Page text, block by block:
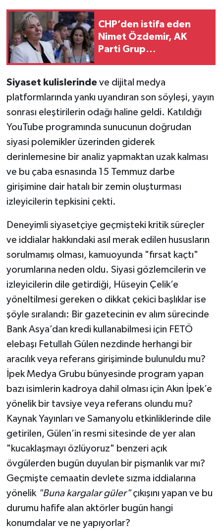
CHP’den istifa eden
Nimet Özdemir, AK
Parti Grup
Siyaset kulislerindeve dijital medya
platformlarında yankı uyandıran son söyleşi, yayın
sonrası eleştirilerin odağı haline geldi. Katıldığı
YouTube programında sunucunun doğrudan
siyasi polemikler üzerinden giderek
derinlemesine bir analiz yapmaktan uzak kalması
ve bu çaba esnasında 15 Temmuz darbe
girişimine dair hatalı bir zemin oluşturması
izleyicilerin tepkisini çekti.
Deneyimli siyasetçiye geçmişteki kritik süreçler
ve iddialar hakkındaki asıl merak edilen hususların
sorulmamış olması, kamuoyunda "fırsat kaçtı"
yorumlarına neden oldu. Siyasi gözlemcilerin ve
izleyicilerin dile getirdiği, Hüseyin Çelik’e
yöneltilmesi gereken o dikkat çekici başlıklar ise
şöyle sıralandı: Bir gazetecinin ev alım sürecinde
Bank Asya’dan kredi kullanabilmesi için FETÖ
elebaşı Fetullah Gülen nezdinde herhangi bir
aracılık veya referans girişiminde bulunuldu mu?
İpek Medya Grubu bünyesinde program yapan
bazı isimlerin kadroya dahil olması için Akın İpek’e
yönelik bir tavsiye veya referans olundu mu?
Kaynak Yayınları ve Samanyolu etkinliklerinde dile
getirilen, Gülen’in resmi sitesinde de yer alan
"kucaklaşmayı özlüyoruz" benzeri açık
övgülerden bugün duyulan bir pişmanlık var mı?
Geçmişte cemaatin devlete sızma iddialarına
yönelik "Buna kargalar güler"çıkışını yapan ve bu
durumu hafife alan aktörler bugün hangi
konumdalar ve ne yapıyorlar?